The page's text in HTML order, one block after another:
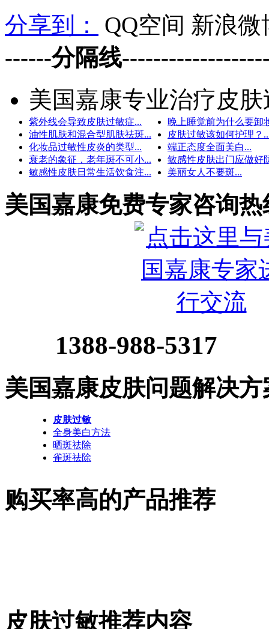
分享到：
QQ空间 新浪微
------分隔线
美国嘉康专业治疗皮
紫外线会导致皮肤过敏症...
晚上睡觉前为什么要卸
油性肌肤和混合型肌肤祛斑...
皮肤过敏该如何护理？
化妆品过敏性皮炎的类型...
端正态度全面美白...
衰老的象征，老年斑不可小...
敏感性皮肤出门应做好
敏感性皮肤日常生活饮食注...
美丽女人不要斑...
美国嘉康免费专家咨询热
1388-988-5317
美国嘉康皮肤问题解决方
皮肤过敏
全身美白方法
晒斑祛除
雀斑祛除
购买率高的产品推荐
皮肤过敏推荐内容